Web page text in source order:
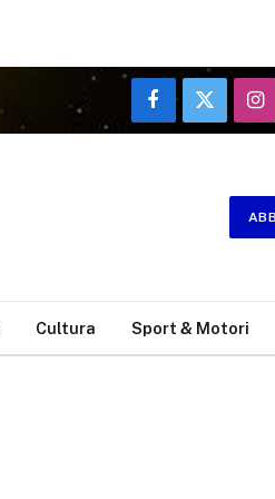
Facebook
X
(Twitter)
Cultura Sport & Motori